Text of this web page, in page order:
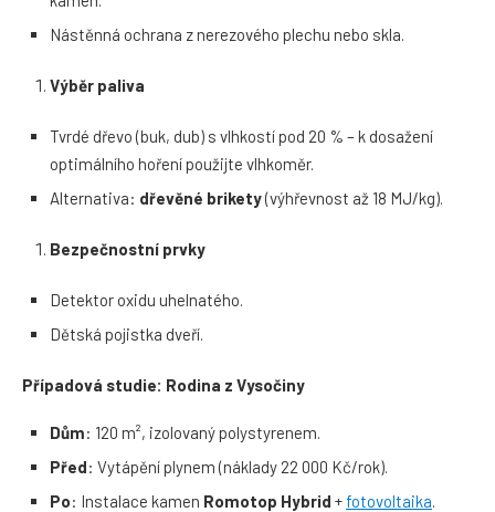
Nástěnná ochrana z nerezového plechu nebo skla.
Výběr paliva
Tvrdé dřevo (buk, dub) s vlhkostí pod 20 % – k dosažení
optimálního hoření použijte vlhkoměr.
Alternativa: dřevěné brikety(výhřevnost až 18 MJ/kg).
Bezpečnostní prvky
Detektor oxidu uhelnatého.
Dětská pojistka dveří.
Případová studie: Rodina z Vysočiny
Dům: 120 m², izolovaný polystyrenem.
Před: Vytápění plynem (náklady 22 000 Kč/rok).
Po: Instalace kamen Romotop Hybrid + fotovoltaika.